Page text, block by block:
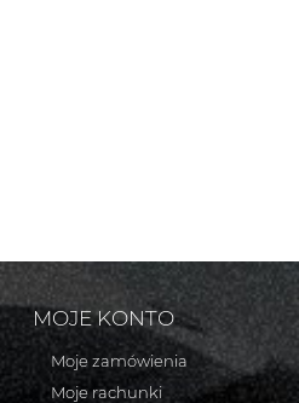
MOJE KONTO
Moje zamówienia
Moje rachunki